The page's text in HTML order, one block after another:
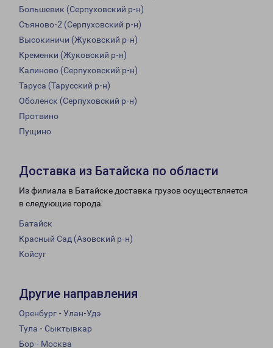
Большевик (Серпуховский р-н)
Съяново-2 (Серпуховский р-н)
Высокиничи (Жуковский р-н)
Кременки (Жуковский р-н)
Калиново (Серпуховский р-н)
Таруса (Тарусский р-н)
Оболенск (Серпуховский р-н)
Протвино
Пущино
Доставка из Батайска по области
Из филиала в Батайске доставка грузов осуществляется
в следующие города:
Батайск
Красный Сад (Азовский р-н)
Койсуг
Другие направления
Оренбург - Улан-Удэ
Тула - Сыктывкар
Бор - Москва